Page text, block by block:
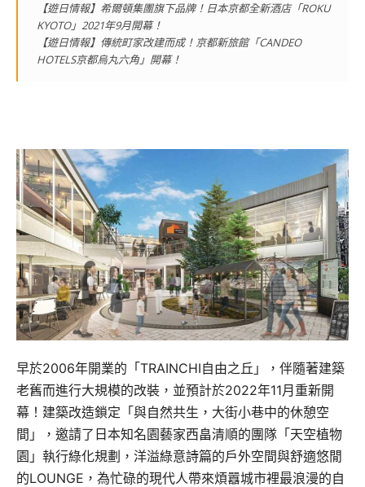
【遊日情報】希爾頓集團旗下品牌！日本京都全新酒店「ROKU
KYOTO」2021年9月開幕！
【遊日情報】傳統町家改建而成！京都新旅館「CANDEO
HOTELS京都烏丸六角」開幕！
早於2006年開業的「TRAINCHI自由之丘」，伴隨著建築
老舊而進行大規模的改裝，並預計於2022年11月重新開
幕！建築改造鎖定「與自然共生，大街小巷中的休憩空
間」，邀請了日本知名園藝家西畠清順的團隊「天空植物
園」執行綠化規劃，洋溢綠意詩篇的戶外空間與舒適悠閒
的LOUNGE，為忙碌的現代人帶來煩囂城市裡最浪漫的自